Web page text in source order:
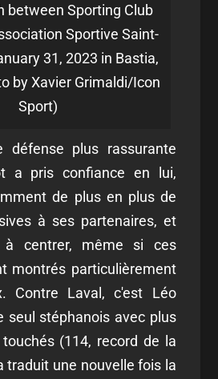
between Sporting Club
Sportive Saint-
31, 2023 in Bastia,
by Xavier Grimaldi/Icon
Sport)
défense plus rassurante
a pris confiance en lui,
de plus en plus de
à ses partenaires, et
à centrer, même si ces
montrés particulièrement
Contre Laval, c'est Léo
seul stéphanois avec plus
(114, record de la
traduit une nouvelle fois la